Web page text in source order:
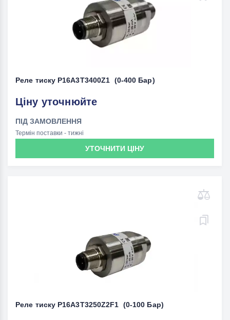
Реле тиску P16A3T3400Z1 (0-400 Бар)
Ціну уточнюйте
ПІД ЗАМОВЛЕННЯ
Термін поставки - тижні
УТОЧНИТИ ЦІНУ
Реле тиску P16A3T3250Z2F1 (0-100 Бар)